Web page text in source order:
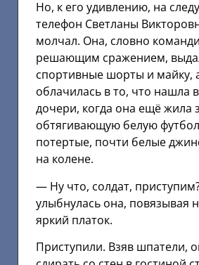
Но, к его удивлению, на
телефон Светланы
молчал. Она, словно
решающим сражением,
спортивные шорты и майку,
облачилась в то, что нашла
дочери, когда она ещё жила
обтягивающую белую
потертые, почти белые
на колене.
— Ну что, солдат,
улыбнулась она, повязывая
яркий платок.
Приступили. Взяв шпатели,